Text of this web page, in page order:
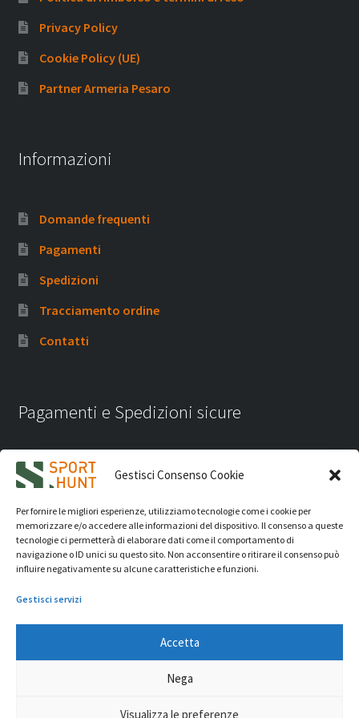
Gestisci Consenso Cookie
Per fornire le migliori esperienze, utilizziamo tecnologie come i cookie per
memorizzare e/o accedere alle informazioni del dispositivo. Il consenso a queste
tecnologie ci permetterà di elaborare dati come il comportamento di
navigazione o ID unici su questo sito. Non acconsentire o ritirare il consenso può
influire negativamente su alcune caratteristiche e funzioni.
Gestisci servizi
Accetta
Nega
Visualizza le preferenze
Privacy Policy
Cookie Policy (UE)
Partner Armeria Pesaro
Informazioni
Domande frequenti
Pagamenti
Spedizioni
Tracciamento ordine
Contatti
Pagamenti e Spedizioni sicure
iVision Communication S.r.l.- P.Iva 04233830407 - REA: RN
331582 Copyright 2026. Tutti i diritti riservati.